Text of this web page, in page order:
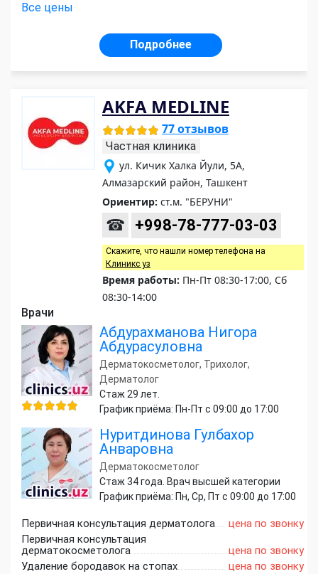
Все цены
Подробнее
AKFA MEDLINE
77 отзывов
Частная клиника
ул. Кичик Халка Йули, 5А,
Алмазарский район, Ташкент
Ориентир: ст.м. "БЕРУНИ"
☎ +998-78-777-03-03
Скажите, что нашли номер телефона на
Клиникс уз
Время работы: Пн-Пт 08:30-17:00, Сб
08:30-14:00
Врачи
Абдурахманова Нигора
Абдурасуловна
Дерматокосметолог, Трихолог,
Дерматолог
Стаж 29 лет.
График приёма: Пн-Пт с 09:00 до 17:00
Нуритдинова Гулбахор
Анваровна
Дерматокосметолог
Стаж 34 года. Врач высшей категории
График приёма: Пн, Ср, Пт с 09:00 до 17:00
Первичная консультация дерматолога
цена по звонку
Первичная консультация
дерматокосметолога
цена по звонку
Удаление бородавок на стопах
цена по звонку